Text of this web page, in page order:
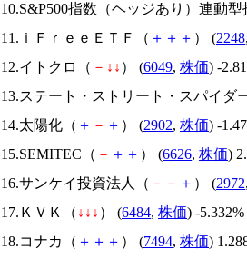
10.S&P500指数（ヘッジあり）連動型
11.ｉＦｒｅｅＥＴＦ（ ＋ ＋ ＋ ） (2248,
12.イトクロ（ － ↓ ↓ ） (6049, 株価) -
13.ステート・ストリート・スパイダ
14.太陽化（ ＋ － ＋ ） (2902, 株価) -
15.SEMITEC（ － ＋ ＋ ） (6626, 株価)
16.サンケイ投資法人（ － － ＋ ） (2972,
17.ＫＶＫ（ ↓ ↓ ↓ ） (6484, 株価) -5.332%
18.コナカ（ ＋ ＋ ＋ ） (7494, 株価)